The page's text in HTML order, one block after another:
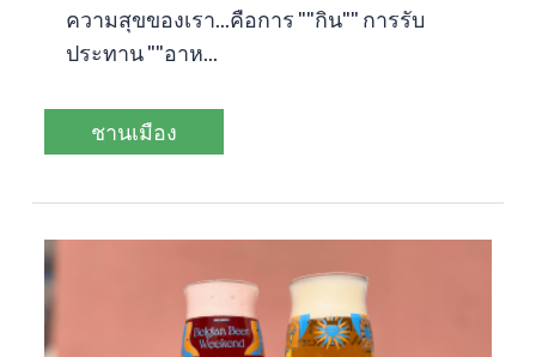
ความสุขของเรา...คือการ ""กิน"" การรับ
ประทาน ""อาห...
ชานเมือง